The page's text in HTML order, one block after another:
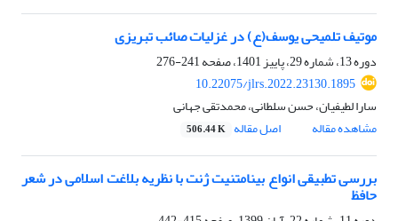
موتیف تلمیحی یوسف(ع) در غزلیات صائب تبریزی
دوره 13، شماره 29، پاییز 1401، صفحه
241-276
10.22075/jlrs.2022.23130.1895
سارا لطیفیان، حسن سلطانی، محمدتقی جهانی
مشاهده مقاله
اصل مقاله 506.44 K
بررسی تطبیقی انواع بینامتنیت ژنت با نظریه بلاغت اسلامی در شعر
حافظ